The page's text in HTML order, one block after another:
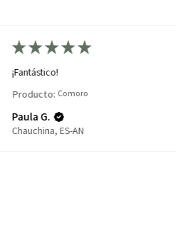
★ ★ ★ ★ ★
¡Fantástico!
Producto: Comoro
Paula G.
Chauchina, ES-AN